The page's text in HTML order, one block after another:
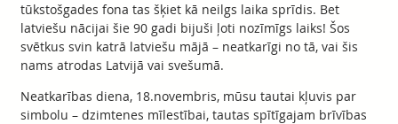
tūkstošgades fona tas šķiet kā neilgs laika sprīdis. Bet
latviešu nācijai šie 90 gadi bijuši ļoti nozīmīgs laiks! Šos
svētkus svin katrā latviešu mājā – neatkarīgi no tā, vai šis
nams atrodas Latvijā vai svešumā.
Neatkarības diena, 18.novembris, mūsu tautai kļuvis par
simbolu – dzimtenes mīlestībai, tautas spītīgajam brīvības